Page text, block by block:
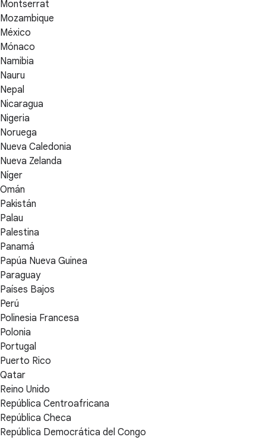
Montserrat
Mozambique
México
Mónaco
Namibia
Nauru
Nepal
Nicaragua
Nigeria
Noruega
Nueva Caledonia
Nueva Zelanda
Níger
Omán
Pakistán
Palau
Palestina
Panamá
Papúa Nueva Guinea
Paraguay
Países Bajos
Perú
Polinesia Francesa
Polonia
Portugal
Puerto Rico
Qatar
Reino Unido
República Centroafricana
República Checa
República Democrática del Congo